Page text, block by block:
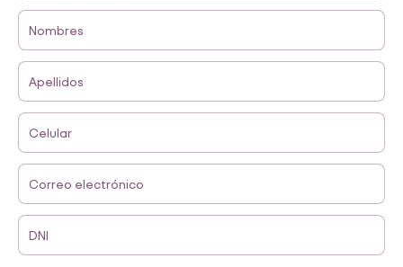
Nombres
Apellidos
Celular
Correo electrónico
DNI